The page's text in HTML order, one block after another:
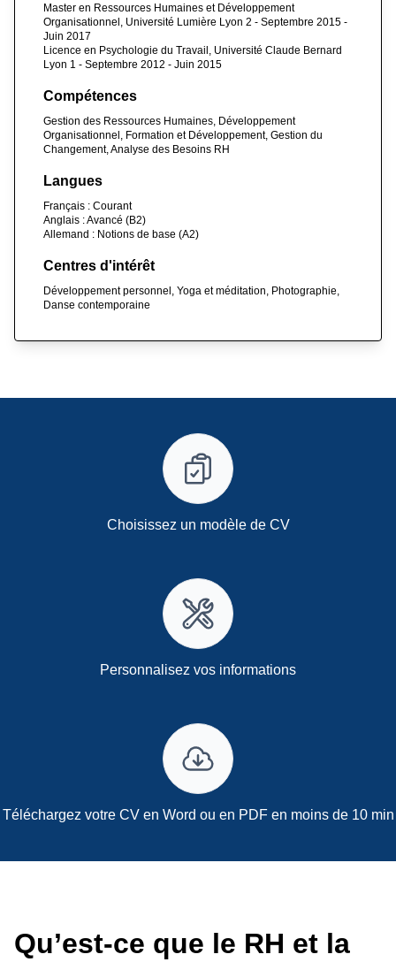
Master en Ressources Humaines et Développement
Organisationnel, Université Lumière Lyon 2 - Septembre 2015 -
Juin 2017
Licence en Psychologie du Travail, Université Claude Bernard
Lyon 1 - Septembre 2012 - Juin 2015
Compétences
Gestion des Ressources Humaines, Développement
Organisationnel, Formation et Développement, Gestion du
Changement, Analyse des Besoins RH
Langues
Français : Courant
Anglais : Avancé (B2)
Allemand : Notions de base (A2)
Centres d'intérêt
Développement personnel, Yoga et méditation, Photographie,
Danse contemporaine
Choisissez un modèle de CV
Personnalisez vos informations
Téléchargez votre CV en Word ou en PDF en moins de 10 min
Qu’est-ce que le RH et la